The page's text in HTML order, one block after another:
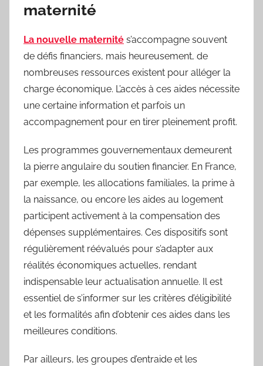
maternité
La nouvelle maternité s’accompagne souvent
de défis financiers, mais heureusement, de
nombreuses ressources existent pour alléger la
charge économique. L’accès à ces aides nécessite
une certaine information et parfois un
accompagnement pour en tirer pleinement profit.
Les programmes gouvernementaux demeurent
la pierre angulaire du soutien financier. En France,
par exemple, les allocations familiales, la prime à
la naissance, ou encore les aides au logement
participent activement à la compensation des
dépenses supplémentaires. Ces dispositifs sont
régulièrement réévalués pour s’adapter aux
réalités économiques actuelles, rendant
indispensable leur actualisation annuelle. Il est
essentiel de s’informer sur les critères d’éligibilité
et les formalités afin d’obtenir ces aides dans les
meilleures conditions.
Par ailleurs, les groupes d’entraide et les